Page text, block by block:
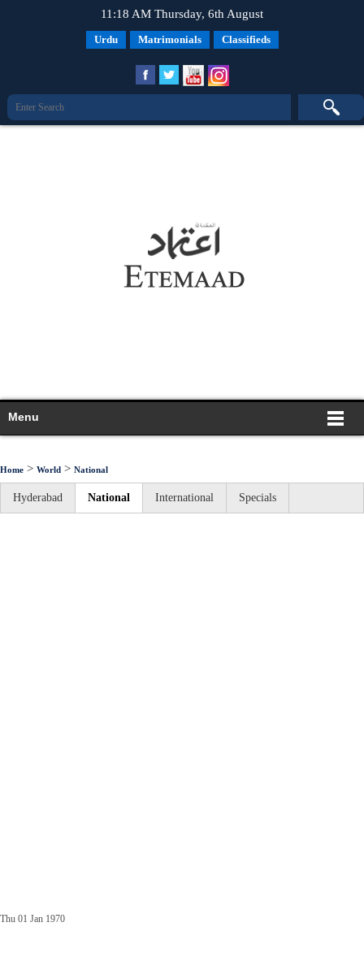
11:18 AM Thursday, 6th August
Urdu Matrimonials Classifieds
Menu
Home > World > National
Hyderabad National International Specials
Thu 01 Jan 1970